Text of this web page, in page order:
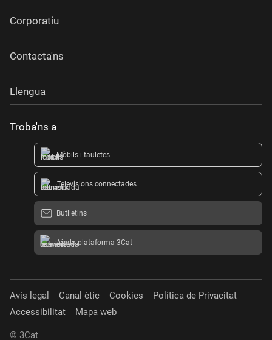
Corporatiu
Contacta'ns
Llengua
Troba'ns a
Mòbils i tauletes
Televisions connectades
Butlletins
Ajuda plataforma 3Cat
Avís legal Canal ètic Cookies
Política de Privacitat
Accessibilitat
Mapa web
© 3Cat